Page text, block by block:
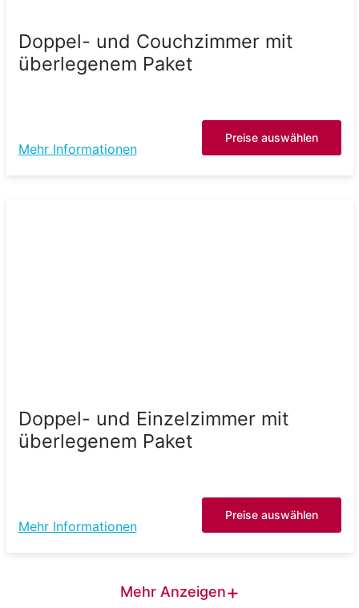
Doppel- und Couchzimmer mit
überlegenem Paket
Mehr Informationen
Preise auswählen
Doppel- und Einzelzimmer mit
überlegenem Paket
Mehr Informationen
Preise auswählen
Mehr Anzeigen+